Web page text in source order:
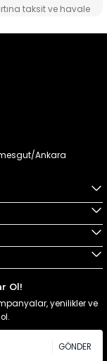
taksit ve havale
Ankara
Ol!
yenilikler ve
GÖNDER